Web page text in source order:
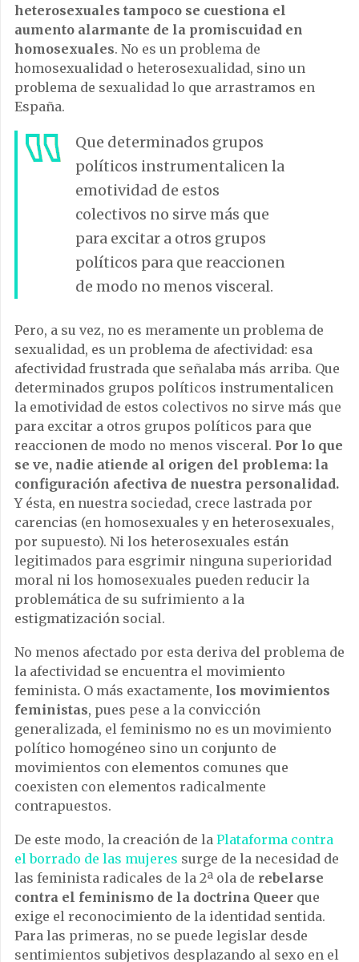
heterosexuales tampoco se cuestiona el
aumento alarmante de la promiscuidad en
homosexuales. No es un problema de
homosexualidad o heterosexualidad, sino un
problema de sexualidad lo que arrastramos en
España.
Que determinados grupos
políticos instrumentalicen la
emotividad de estos
colectivos no sirve más que
para excitar a otros grupos
políticos para que reaccionen
de modo no menos visceral.
Pero, a su vez, no es meramente un problema de
sexualidad, es un problema de afectividad: esa
afectividad frustrada que señalaba más arriba. Que
determinados grupos políticos instrumentalicen
la emotividad de estos colectivos no sirve más que
para excitar a otros grupos políticos para que
reaccionen de modo no menos visceral. Por lo que
se ve, nadie atiende al origen del problema: la
configuración afectiva de nuestra personalidad.
Y ésta, en nuestra sociedad, crece lastrada por
carencias (en homosexuales y en heterosexuales,
por supuesto). Ni los heterosexuales están
legitimados para esgrimir ninguna superioridad
moral ni los homosexuales pueden reducir la
problemática de su sufrimiento a la
estigmatización social.
No menos afectado por esta deriva del problema de
la afectividad se encuentra el movimiento
feminista. O más exactamente, los movimientos
feministas, pues pese a la convicción
generalizada, el feminismo no es un movimiento
político homogéneo sino un conjunto de
movimientos con elementos comunes que
coexisten con elementos radicalmente
contrapuestos.
De este modo, la creación de la Plataforma contra
el borrado de las mujeres surge de la necesidad de
las feminista radicales de la 2ª ola de rebelarse
contra el feminismo de la doctrina Queer que
exige el reconocimiento de la identidad sentida.
Para las primeras, no se puede legislar desde
sentimientos subjetivos desplazando al sexo en el